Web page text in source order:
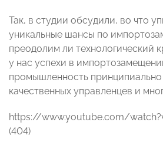
Так, в студии обсудили, во что
уникальные шансы по
преодолим ли технологический
у нас успехи в
промышленность принципиально
качественных управленцев и
https://www.youtube.com/
(404)